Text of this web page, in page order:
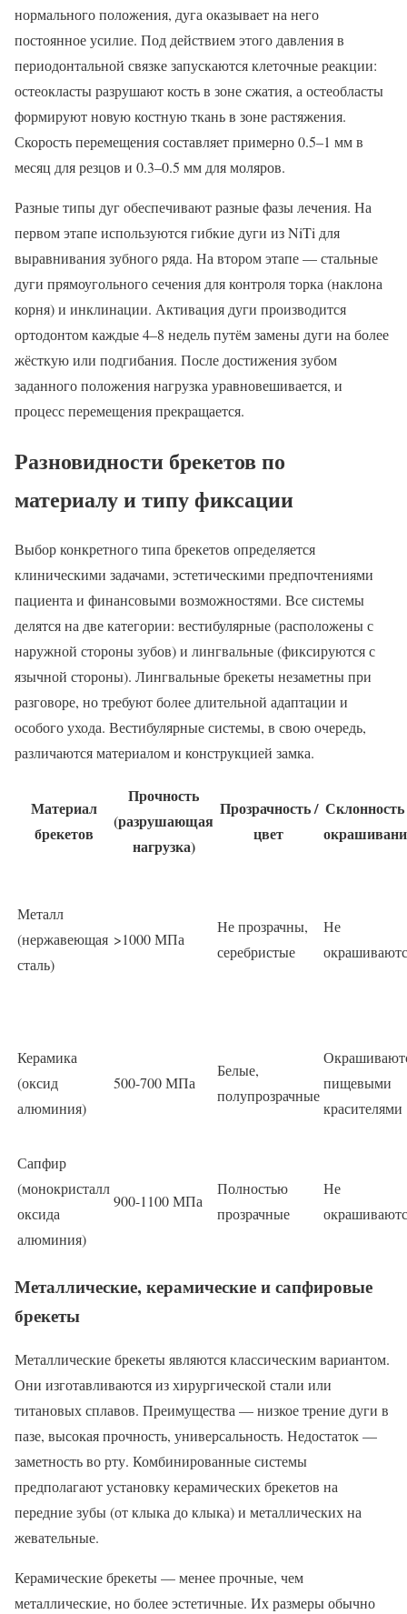
нормального положения, дуга оказывает на него
постоянное усилие. Под действием этого давления в
периодонтальной связке запускаются клеточные реакции:
остеокласты разрушают кость в зоне сжатия, а остеобласты
формируют новую костную ткань в зоне растяжения.
Скорость перемещения составляет примерно 0.5–1 мм в
месяц для резцов и 0.3–0.5 мм для моляров.
Разные типы дуг обеспечивают разные фазы лечения. На
первом этапе используются гибкие дуги из NiTi для
выравнивания зубного ряда. На втором этапе — стальные
дуги прямоугольного сечения для контроля торка (наклона
корня) и инклинации. Активация дуги производится
ортодонтом каждые 4–8 недель путём замены дуги на более
жёсткую или подгибания. После достижения зубом
заданного положения нагрузка уравновешивается, и
процесс перемещения прекращается.
Разновидности брекетов по
материалу и типу фиксации
Выбор конкретного типа брекетов определяется
клиническими задачами, эстетическими предпочтениями
пациента и финансовыми возможностями. Все системы
делятся на две категории: вестибулярные (расположены с
наружной стороны зубов) и лингвальные (фиксируются с
язычной стороны). Лингвальные брекеты незаметны при
разговоре, но требуют более длительной адаптации и
особого ухода. Вестибулярные системы, в свою очередь,
различаются материалом и конструкцией замка.
Материал
брекетов
Прочность
(разрушающая
нагрузка)
Прозрачность /
цвет
Металл
(нержавеющая
сталь)
>1000 МПа
Не прозрачны,
серебристые
Не
Керамика
(оксид
алюминия)
500-700 МПа
Белые,
полупрозрачные
пищевыми
красителями
Сапфир
(монокристалл
оксида
алюминия)
900-1100 МПа
Полностью
прозрачные
Не
Металлические, керамические и сапфировые
брекеты
Металлические брекеты являются классическим вариантом.
Они изготавливаются из хирургической стали или
титановых сплавов. Преимущества — низкое трение дуги в
пазе, высокая прочность, универсальность. Недостаток —
заметность во рту. Комбинированные системы
предполагают установку керамических брекетов на
передние зубы (от клыка до клыка) и металлических на
жевательные.
Керамические брекеты — менее прочные, чем
металлические, но более эстетичные. Их размеры обычно